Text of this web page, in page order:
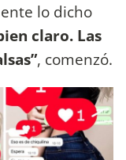
lo dicho
claro. Las
, comenzó.